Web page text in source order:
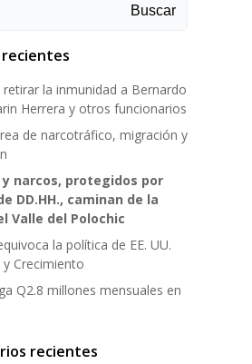
Buscar
la inmunidad a Bernardo
Herrera y otros funcionarios
de narcotráfico, migración y
y narcos, protegidos por
DD.HH., caminan de la
Valle del Polochic
la política de EE. UU.
Crecimiento
Q2.8 millones mensuales en
recientes